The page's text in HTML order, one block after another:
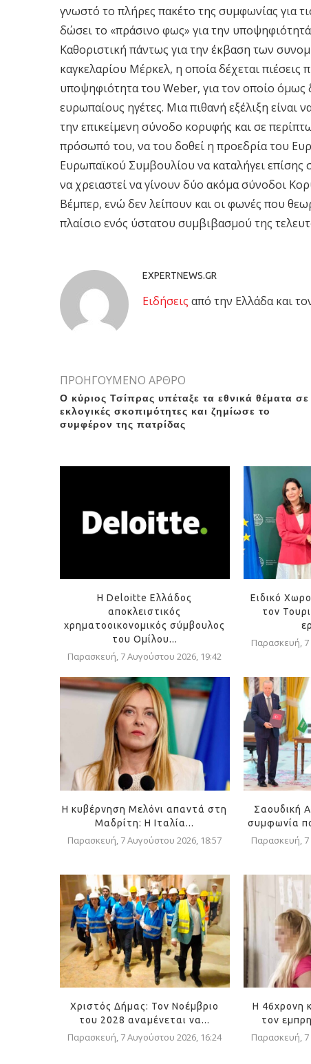
γνωστό το πλήρες πακέτο της συμφωνίας για
δώσει το «πράσινο φως» για την
Καθοριστική πάντως για την έκβαση των
καγκελαρίου Μέρκελ, η οποία δέχεται πιέσεις
υποψηφιότητα του Weber, για τον οποίο όμως
ευρωπαίους ηγέτες. Μια πιθανή εξέλιξη είναι
την επικείμενη σύνοδο κορυφής και σε
πρόσωπό του, να του δοθεί η προεδρία του
Ευρωπαϊκού Συμβουλίου να καταλήγει
να χρειαστεί να γίνουν δύο ακόμα σύνοδοι
Βέμπερ, ενώ δεν λείπουν και οι φωνές που
πλαίσιο ενός ύστατου συμβιβασμού της
EXPERTNEWS.GR
Eιδήσεις από την Ελλάδα και
ΠΡΟΗΓΟΥΜΕΝΟ ΑΡΘΡΟ
Ο κύριος Τσίπρας υπέταξε τα εθνικά θέματα σε
εκλογικές σκοπιμότητες και ζημίωσε το
συμφέρον της πατρίδας
Η Deloitte Ελλάδος
αποκλειστικός
χρηματοοικονομικός σύμβουλος
του Ομίλου...
Παρασκευή, 7 Αυγούστου 2026, 19:42
Ειδικό
τον
Παρασκευή, 7
Η κυβέρνηση Μελόνι απαντά στη
Μαδρίτη: Η Ιταλία...
Παρασκευή, 7 Αυγούστου 2026, 18:57
Σαουδική
συμφωνία
Παρασκευή, 7
Χριστός Δήμας: Τον Νοέμβριο
του 2028 αναμένεται να...
Παρασκευή, 7 Αυγούστου 2026, 16:24
Η 46χρονη
τον
Παρασκευή, 7